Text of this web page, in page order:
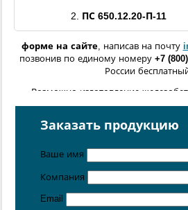
2.
ПС 650.12.20-П-11
форме на сайте, написав на почту
позвонив по единому номеру +7
России
Возможно изготовление
чертежам
Поставка осуществляется с
Хабаровске,Ростове-на-Дону,
Симферополе.
Цена от 5 руб. / кг
Заказать продукцию
Ваше имя
Компания
Email